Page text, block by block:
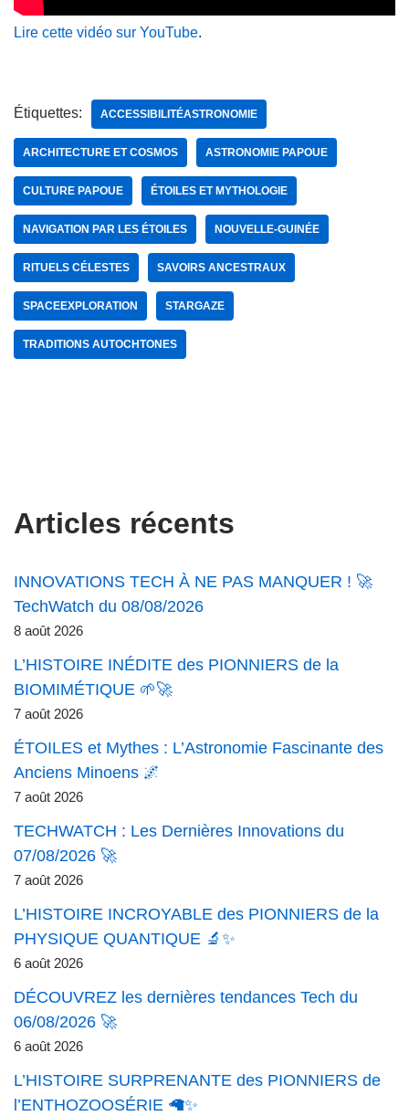
Lire cette vidéo sur YouTube.
Étiquettes: ACCESSIBILITÉASTRONOMIE
ARCHITECTURE ET COSMOS ASTRONOMIE PAPOUE
CULTURE PAPOUE ÉTOILES ET MYTHOLOGIE
NAVIGATION PAR LES ÉTOILES NOUVELLE-GUINÉE
RITUELS CÉLESTES SAVOIRS ANCESTRAUX
SPACEEXPLORATION STARGAZE
TRADITIONS AUTOCHTONES
Articles récents
INNOVATIONS TECH À NE PAS MANQUER ! 🚀
TechWatch du 08/08/2026
8 août 2026
L’HISTOIRE INÉDITE des PIONNIERS de la
BIOMIMÉTIQUE 🌱🚀
7 août 2026
ÉTOILES et Mythes : L’Astronomie Fascinante des
Anciens Minoens 🌌
7 août 2026
TECHWATCH : Les Dernières Innovations du
07/08/2026 🚀
7 août 2026
L’HISTOIRE INCROYABLE des PIONNIERS de la
PHYSIQUE QUANTIQUE 🔬✨
6 août 2026
DÉCOUVREZ les dernières tendances Tech du
06/08/2026 🚀
6 août 2026
L’HISTOIRE SURPRENANTE des PIONNIERS de
l’ENTHOZOOSÉRIE 🦙✨